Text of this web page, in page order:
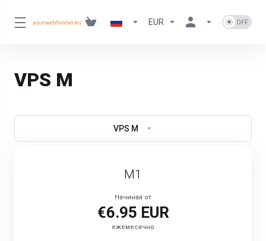
EUR
VPS M
VPS M
M1
Начиная от
€6.95 EUR
ежемесячно